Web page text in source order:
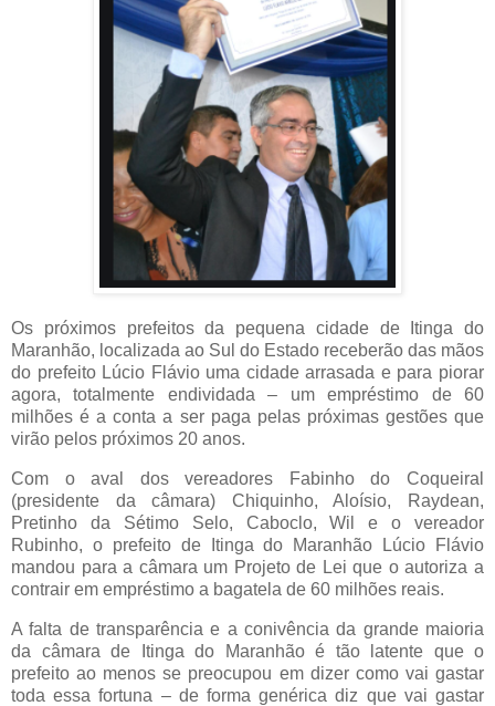
Os próximos prefeitos da pequena cidade de Itinga do
Maranhão, localizada ao Sul do Estado receberão das mãos
do prefeito Lúcio Flávio uma cidade arrasada e para piorar
agora, totalmente endividada – um empréstimo de 60
milhões é a conta a ser paga pelas próximas gestões que
virão pelos próximos 20 anos.
Com o aval dos vereadores Fabinho do Coqueiral
(presidente da câmara) Chiquinho, Aloísio, Raydean,
Pretinho da Sétimo Selo, Caboclo, Wil e o vereador
Rubinho, o prefeito de Itinga do Maranhão Lúcio Flávio
mandou para a câmara um Projeto de Lei que o autoriza a
contrair em empréstimo a bagatela de 60 milhões reais.
A falta de transparência e a conivência da grande maioria
da câmara de Itinga do Maranhão é tão latente que o
prefeito ao menos se preocupou em dizer como vai gastar
toda essa fortuna – de forma genérica diz que vai gastar